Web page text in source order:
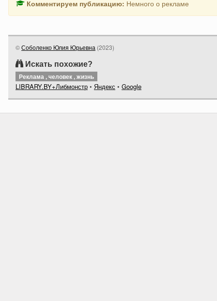
Комментируем публикацию: Немного о рекламе
©Соболенко Юлия Юрьевна (2023)
Искать похожие?
Реклама , человек , жизнь
LIBRARY.BY+Либмонстр • Яндекс • Google